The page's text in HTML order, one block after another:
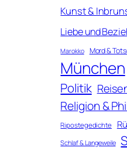
Kunst &
Liebe und
Marokko Mord &
München
Politik
Religion &
Ripostegedichte
Schlaf & Langeweile